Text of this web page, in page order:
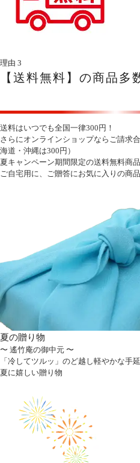
理由 3
【送料無料】の商品多
送料はいつでも全国一律300円！
さらにオンラインショップならご請求
海道・沖縄は300円）
夏キャンペーン期間限定の送料無料商
ご自宅用に、ご贈答にお気に入りの商
夏の贈り物
〜 遙竹庵の御中元 〜
「冷してツルッ」のど越し軽やかな手
夏に嬉しい贈り物